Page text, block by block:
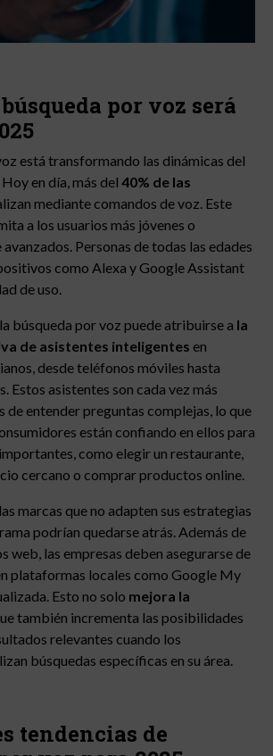
por voz será
está transformando las dinámicas del
en día, más del 40% de las
mediante comandos de voz. Este
a los usuarios más jóvenes o
Personas de todas las edades
como Alexa y Google Assistant
de uso.
búsqueda por voz puede atribuirse a la
de asistentes inteligentes en
desde teléfonos móviles hasta
Estos asistentes son cada vez más
de entender preguntas complejas, lo que
están confiando en ellos para
como elegir un restaurante,
cercano o comprar productos online.
marcas que no adapten sus estrategias
podrían quedarse atrás. Además de
web, las empresas deben asegurarse de
plataformas locales como Google My
Esto no solo mejora la
también incrementa las posibilidades
relevantes cuando los
búsquedas específicas en su área.
tendencias de